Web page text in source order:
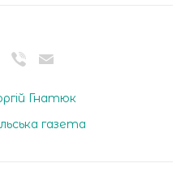
Telegram
Viber
Гнатюк
газета